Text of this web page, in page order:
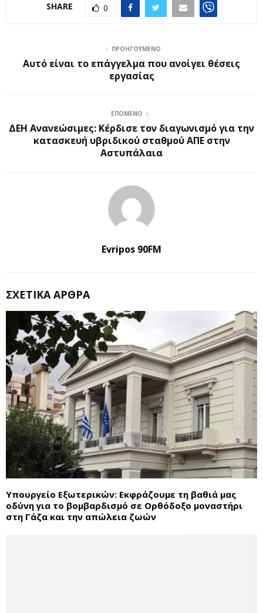
SHARE 0
ΠΡΟΗΓΟΎΜΕΝΟ
Αυτό είναι το επάγγελμα που ανοίγει θέσεις
εργασίας
ΕΠΌΜΕΝΟ
ΔΕΗ Ανανεώσιμες: Κέρδισε τον διαγωνισμό για την
κατασκευή υβριδικού σταθμού ΑΠΕ στην
Αστυπάλαια
Evripos 90FM
ΣΧΕΤΙΚΆ ΆΡΘΡΑ
Υπουργείο Εξωτερικών: Εκφράζουμε τη βαθιά μας
οδύνη για το βομβαρδισμό σε Ορθόδοξο μοναστήρι
στη Γάζα και την απώλεια ζωών